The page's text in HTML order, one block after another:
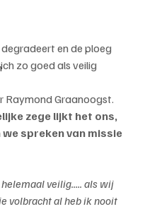
en de ploeg
zo goed als veilig
Raymond Graanoogst.
zege lijkt het ons,
spreken van missie
veilig..... als wij
volbracht al heb ik nooit